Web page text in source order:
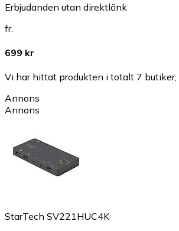
Erbjudanden utan direktlänk
fr.
699 kr
Vi har hittat produkten i totalt 7
Annons
Annons
StarTech SV221HUC4K